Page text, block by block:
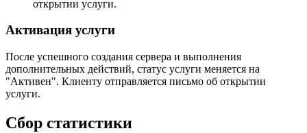
открытии услуги.
Активация услуги
После успешного создания сервера и выполнения
дополнительных действий, статус услуги меняется на
"Активен". Клиенту отправляется письмо об открытии
услуги.
Сбор статистики